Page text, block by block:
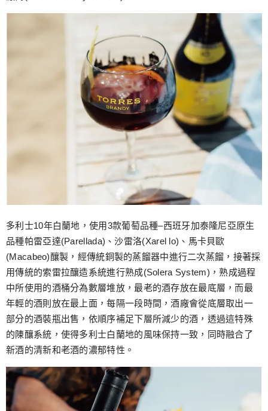
多利士10年白蘭地，使用3款葡萄品種–西班牙加泰隆尼亞原生
品種帕雷亞達(Parellada)、沙雷洛(Xarel lo)、馬卡貝歐
(Macabeo)釀製，經傳統銅製的蒸餾器中進行二次蒸餾，接著採
用傳統的索雷拉釀造系統進行熟成(Solera System)，熟成過程
中所使用的酒桶分為數層堆放，最老的酒存放在最底層，而最
年輕的酒則放在最上面，每隔一段時間，酒廠會從底層取出一
部分的酒裝瓶出售，依順序補足下層所減少的酒，透過這特殊
的陳釀系統，使得多利士白蘭地的風味保持一致，同時融合了
新酒的清新和老酒的濃郁特性。